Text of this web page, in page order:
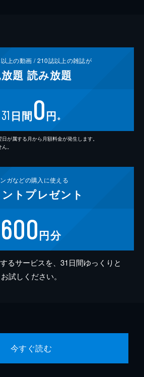
上の動画 /210誌以上の雑誌が
題 読み放題
31 日間0円 ※
が属する月から月額料金が発生します。
。
ガなどの購入に使える
ト プレゼント
600円分
るサービスを、31日間ゆっくりと
お試しください。
今すぐ読む